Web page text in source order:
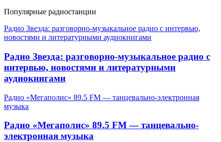
Популярные радиостанции
Радио Звезда: разговорно-музыкальное радио с интервью,
новостями и литературными аудиокнигами
Радио Звезда: разговорно-музыкальное радио с
интервью, новостями и литературными
аудиокнигами
Радио «Мегаполис» 89.5 FM — танцевально-электронная
музыка
Радио «Мегаполис» 89.5 FM — танцевально-
электронная музыка